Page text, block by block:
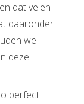
dat velen
daaronder
we
deze
perfect